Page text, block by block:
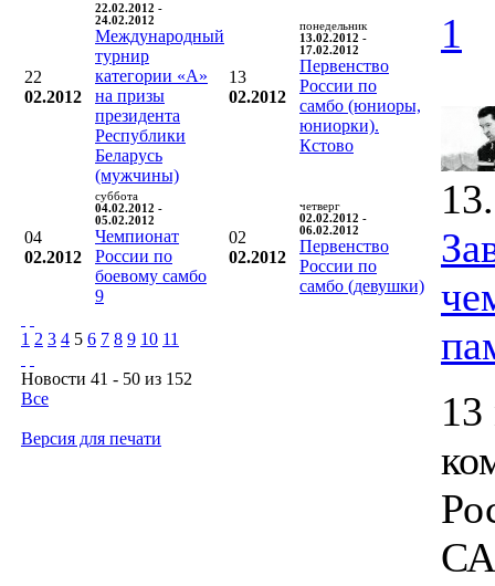
22
02.2012
22.02.2012 -
24.02.2012
Международный
турнир
категории «А»
на призы
президента
Республики
Беларусь
(мужчины)
13
02.2012
понедельник
13.02.2012 -
17.02.2012
Первенство
России по
самбо (юниоры,
юниорки).
Кстово
04
02.2012
суббота
04.02.2012 -
05.02.2012
Чемпионат
России по
боевому самбо
9
02
02.2012
четверг
02.02.2012 -
06.02.2012
Первенство
России по
самбо (девушки)
1 2 3 4 5 6 7 8 9 10 11
Новости 41 - 50 из 152
Все
Версия для печати
1
13